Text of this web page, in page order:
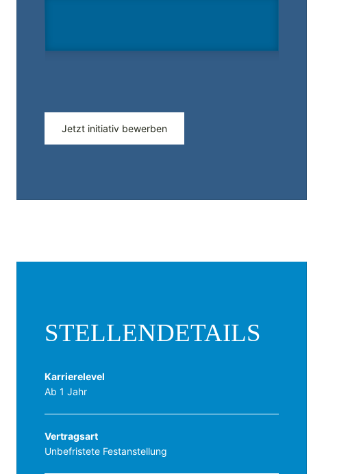
Jetzt initiativ bewerben
STELLENDETAILS
Karrierelevel
Ab 1 Jahr
Vertragsart
Unbefristete Festanstellung